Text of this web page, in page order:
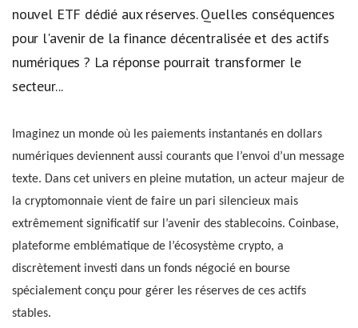
nouvel ETF dédié aux réserves. Quelles conséquences
pour l'avenir de la finance décentralisée et des actifs
numériques ? La réponse pourrait transformer le
secteur...
Imaginez un monde où les paiements instantanés en dollars
numériques deviennent aussi courants que l’envoi d’un message
texte. Dans cet univers en pleine mutation, un acteur majeur de
la cryptomonnaie vient de faire un pari silencieux mais
extrêmement significatif sur l’avenir des stablecoins. Coinbase,
plateforme emblématique de l’écosystème crypto, a
discrètement investi dans un fonds négocié en bourse
spécialement conçu pour gérer les réserves de ces actifs
stables.